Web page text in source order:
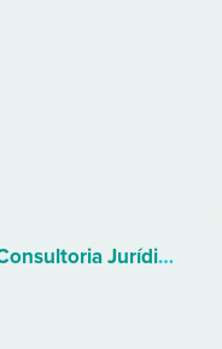
Gabriela Mattos, Advocacia e Consultoria Jurídica.